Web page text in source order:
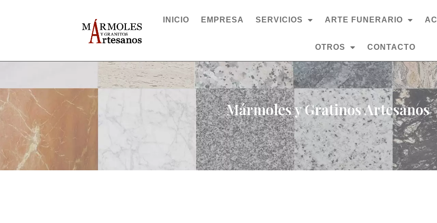
INICIO EMPRESA SERVICIOS ARTE FUNERARIO
OTROS CONTACTO
Mármoles y Gratinos Artesanos